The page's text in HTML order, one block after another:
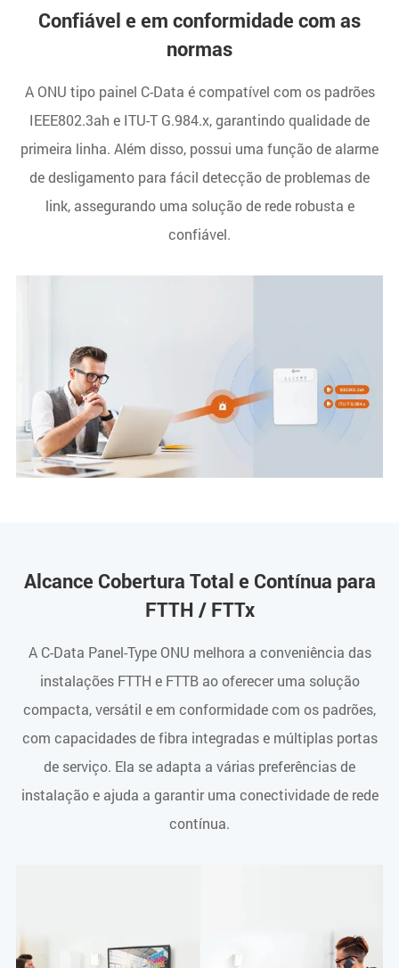
Confiável e em conformidade com as
normas
A ONU tipo painel C-Data é compatível com os padrões
IEEE802.3ah e ITU-T G.984.x, garantindo qualidade de
primeira linha. Além disso, possui uma função de alarme
de desligamento para fácil detecção de problemas de
link, assegurando uma solução de rede robusta e
confiável.
Alcance Cobertura Total e Contínua para
FTTH / FTTx
A C-Data Panel-Type ONU melhora a conveniência das
instalações FTTH e FTTB ao oferecer uma solução
compacta, versátil e em conformidade com os padrões,
com capacidades de fibra integradas e múltiplas portas
de serviço. Ela se adapta a várias preferências de
instalação e ajuda a garantir uma conectividade de rede
contínua.